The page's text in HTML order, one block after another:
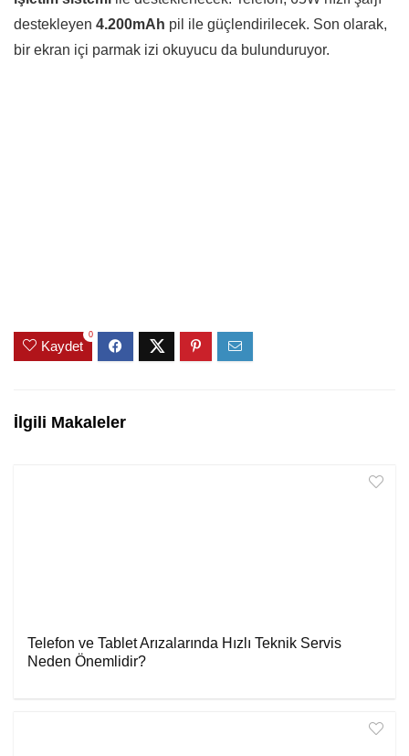
destekleyen 4.200mAh pil ile güçlendirilecek. Son olarak,
bir ekran içi parmak izi okuyucu da bulunduruyor.
Kaydet
0
İlgili Makaleler
Telefon ve Tablet Arızalarında Hızlı Teknik Servis
Neden Önemlidir?